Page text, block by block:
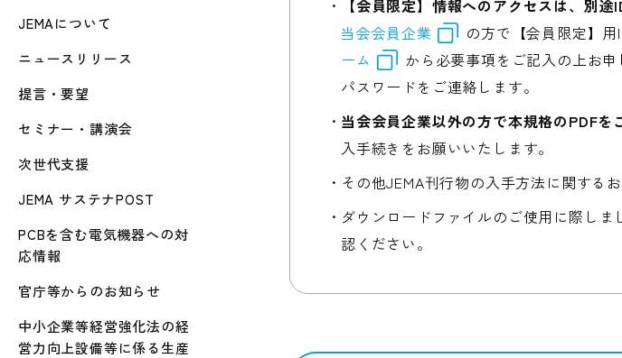
JEMAについて
ニュースリリース
提言・要望
セミナー・講演会
次世代支援
JEMA サステナPOST
PCBを含む電気機器への対
応情報
官庁等からのお知らせ
中小企業等経営強化法の経
営力向上設備等に係る生産
【会員限定】情報へのアクセスは、別
当会会員企業
の方で【会員限定】用
ーム
から必要事項をご記入の上お
パスワードをご連絡します。
当会会員企業以外の方で本規格のPDFを
入手続きをお願いいたします。
その他JEMA刊行物の入手方法に関するお
ダウンロードファイルのご使用に際しま
認ください。